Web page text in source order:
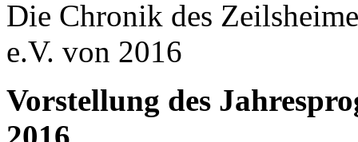
Die Chronik des
e.V. von 2016
Vorstellung des